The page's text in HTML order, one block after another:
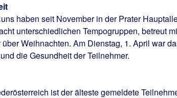
haben seit November in der Prater
unterschiedlichen Tempogruppen, betreut
Weihnachten. Am Dienstag, 1. April war
die Gesundheit der Teilnehmer.
ist der älteste gemeldete